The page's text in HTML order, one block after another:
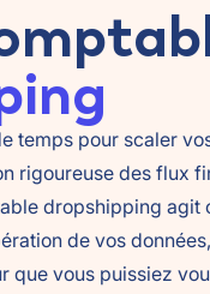
temps pour scaler
rigoureuse des flux
dropshipping agit
de vos
que vous puissiez